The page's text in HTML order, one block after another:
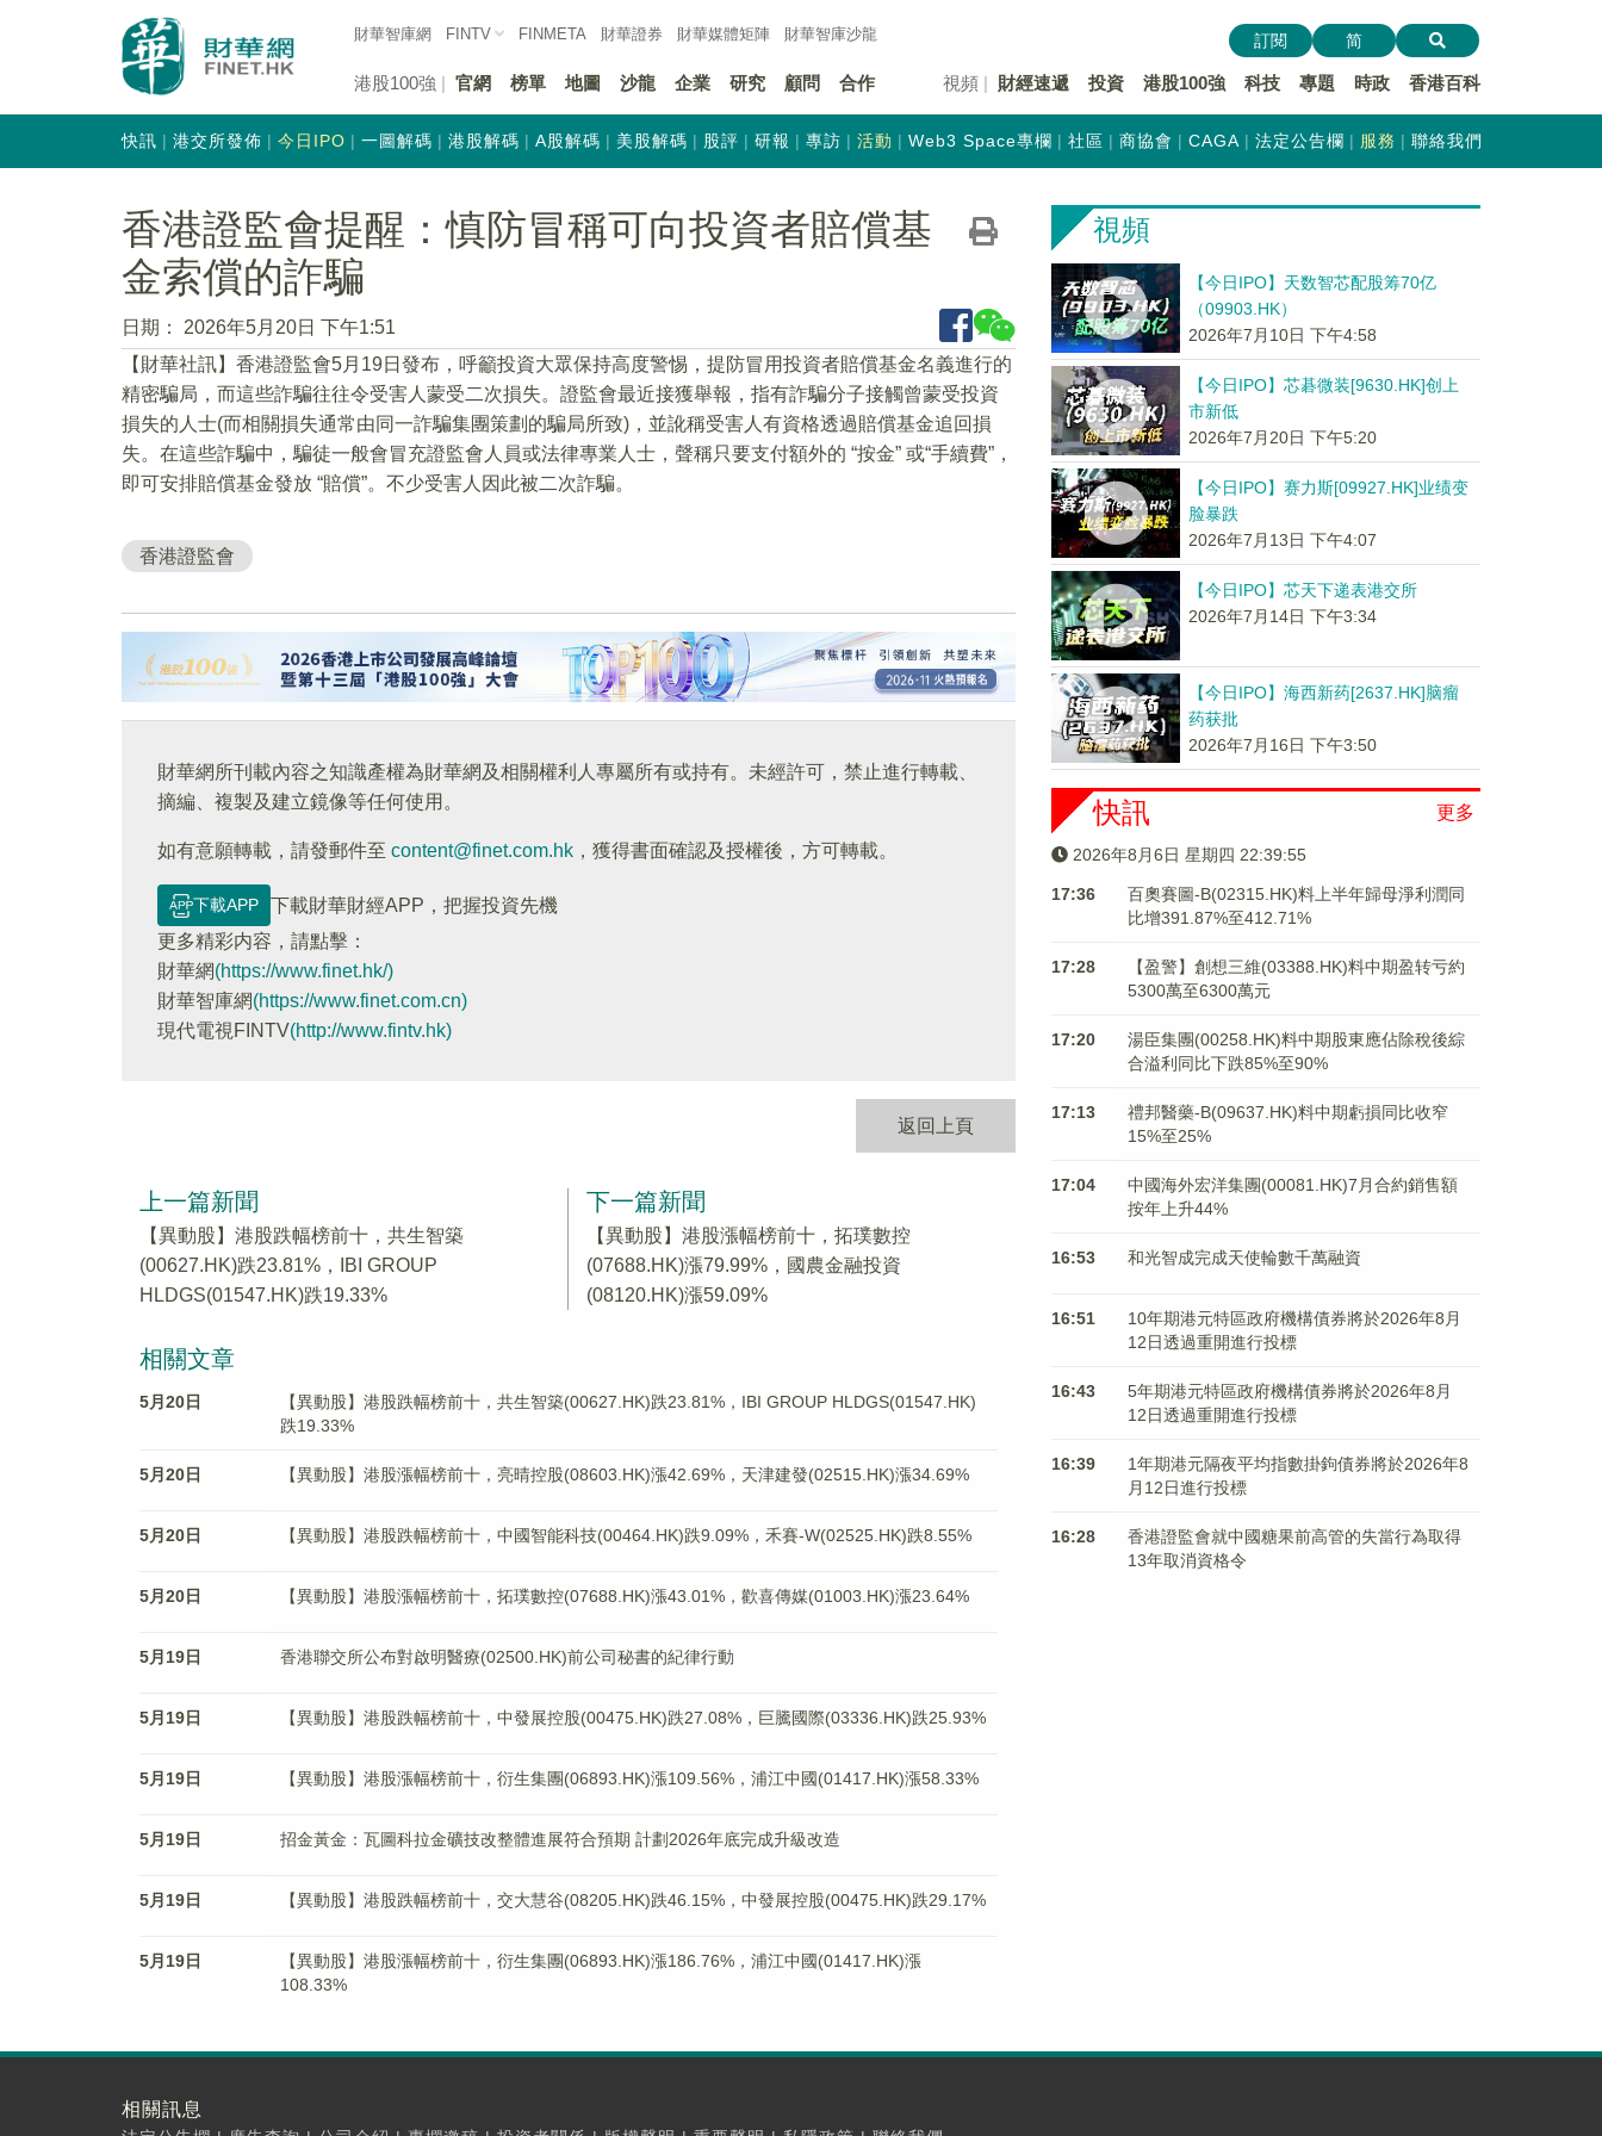
財華智庫網 FINTV FINMETA 財華證券 財華媒體矩陣 財華智庫沙龍
港股100強 官網 榜單 地圖 沙龍 企業 研究 顧問 合作 視頻 財經速遞 投資 港股100強 科技 專題 時政 香港百科
訂閱 简
快訊 港交所發佈 今日IPO 一圖解碼 港股解碼 A股解碼 美股解碼 股評 研報 專訪 活動 Web3 Space專欄 社區 商協會 CAGA 法定公告欄 服務 聯絡我們
香港證監會提醒：慎防冒稱可向投資者賠償基
金索償的詐騙
日期：
2026年5月20日 下午1:51
【財華社訊】香港證監會5月19日發布，呼籲投資大眾保持高度警惕，提防冒用投資者賠償基金名義進行的
精密騙局，而這些詐騙往往令受害人蒙受二次損失。證監會最近接獲舉報，指有詐騙分子接觸曾蒙受投資
損失的人士(而相關損失通常由同一詐騙集團策劃的騙局所致)，並訛稱受害人有資格透過賠償基金追回損
失。在這些詐騙中，騙徒一般會冒充證監會人員或法律專業人士，聲稱只要支付額外的 “按金” 或“手續費”，
即可安排賠償基金發放 “賠償”。不少受害人因此被二次詐騙。
香港證監會
財華網所刊載內容之知識產權為財華網及相關權利人專屬所有或持有。未經許可，禁止進行轉載、
摘編、複製及建立鏡像等任何使用。
如有意願轉載，請發郵件至 content@finet.com.hk ，獲得書面確認及授權後，方可轉載。
下載APP
下載財華財經APP，把握投資先機
更多精彩内容，請點擊：
財華網(https://www.finet.hk/)
財華智庫網(https://www.finet.com.cn)
現代電視FINTV(http://www.fintv.hk)
返回上頁
上一篇新聞
【異動股】港股跌幅榜前十，共生智築
(00627.HK)跌23.81%，IBI GROUP
HLDGS(01547.HK)跌19.33%
下一篇新聞
【異動股】港股漲幅榜前十，拓璞數控
(07688.HK)漲79.99%，國農金融投資
(08120.HK)漲59.09%
相關文章
5月20日
【異動股】港股跌幅榜前十，共生智築(00627.HK)跌23.81%，IBI GROUP HLDGS(01547.HK)
跌19.33%
5月20日 【異動股】港股漲幅榜前十，亮晴控股(08603.HK)漲42.69%，天津建發(02515.HK)漲34.69%
5月20日 【異動股】港股跌幅榜前十，中國智能科技(00464.HK)跌9.09%，禾賽-W(02525.HK)跌8.55%
5月20日 【異動股】港股漲幅榜前十，拓璞數控(07688.HK)漲43.01%，歡喜傳媒(01003.HK)漲23.64%
5月19日 香港聯交所公布對啟明醫療(02500.HK)前公司秘書的紀律行動
5月19日 【異動股】港股跌幅榜前十，中發展控股(00475.HK)跌27.08%，巨騰國際(03336.HK)跌25.93%
5月19日 【異動股】港股漲幅榜前十，衍生集團(06893.HK)漲109.56%，浦江中國(01417.HK)漲58.33%
5月19日 招金黃金：瓦圖科拉金礦技改整體進展符合預期 計劃2026年底完成升級改造
5月19日 【異動股】港股跌幅榜前十，交大慧谷(08205.HK)跌46.15%，中發展控股(00475.HK)跌29.17%
5月19日
【異動股】港股漲幅榜前十，衍生集團(06893.HK)漲186.76%，浦江中國(01417.HK)漲
108.33%
視頻
【今日IPO】天数智芯配股筹70亿
（09903.HK）
2026年7月10日 下午4:58
【今日IPO】芯碁微装[9630.HK]创上
市新低
2026年7月20日 下午5:20
【今日IPO】赛力斯[09927.HK]业绩变
脸暴跌
2026年7月13日 下午4:07
【今日IPO】芯天下递表港交所
2026年7月14日 下午3:34
【今日IPO】海西新药[2637.HK]脑瘤
药获批
2026年7月16日 下午3:50
更多
快訊
2026年8月6日 星期四 22:39:55
17:36
百奧賽圖-B(02315.HK)料上半年歸母淨利潤同
比增391.87%至412.71%
17:28
【盈警】創想三維(03388.HK)料中期盈转亏約
5300萬至6300萬元
17:20
湯臣集團(00258.HK)料中期股東應佔除稅後綜
合溢利同比下跌85%至90%
17:13
禮邦醫藥-B(09637.HK)料中期虧損同比收窄
15%至25%
17:04
中國海外宏洋集團(00081.HK)7月合約銷售額
按年上升44%
16:53 和光智成完成天使輪數千萬融資
16:51
10年期港元特區政府機構債券將於2026年8月
12日透過重開進行投標
16:43
5年期港元特區政府機構債券將於2026年8月
12日透過重開進行投標
16:39
1年期港元隔夜平均指數掛鉤債券將於2026年8
月12日進行投標
16:28
香港證監會就中國糖果前高管的失當行為取得
13年取消資格令
相關訊息